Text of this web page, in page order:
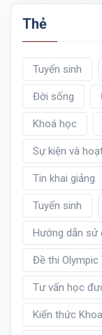
Thẻ
Tuyển sinh
Đời sống
Khoá học
Sự kiện và
Tin khai giảng
Tuyển sinh
Hướng dẫn sử
Đề thi Olympic
Tư vấn học
Kiến thức